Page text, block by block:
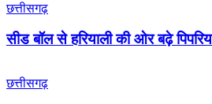
छत्तीसगढ़
सीड बॉल से हरियाली की ओर बढ़े पिपरिया
छत्तीसगढ़